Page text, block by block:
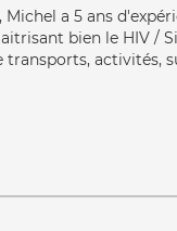
a 5 ans
bien le HIV /
transports, activités,